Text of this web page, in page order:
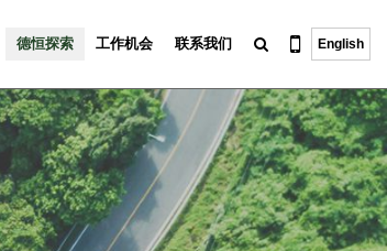
德恒探索 工作机会 联系我们 English